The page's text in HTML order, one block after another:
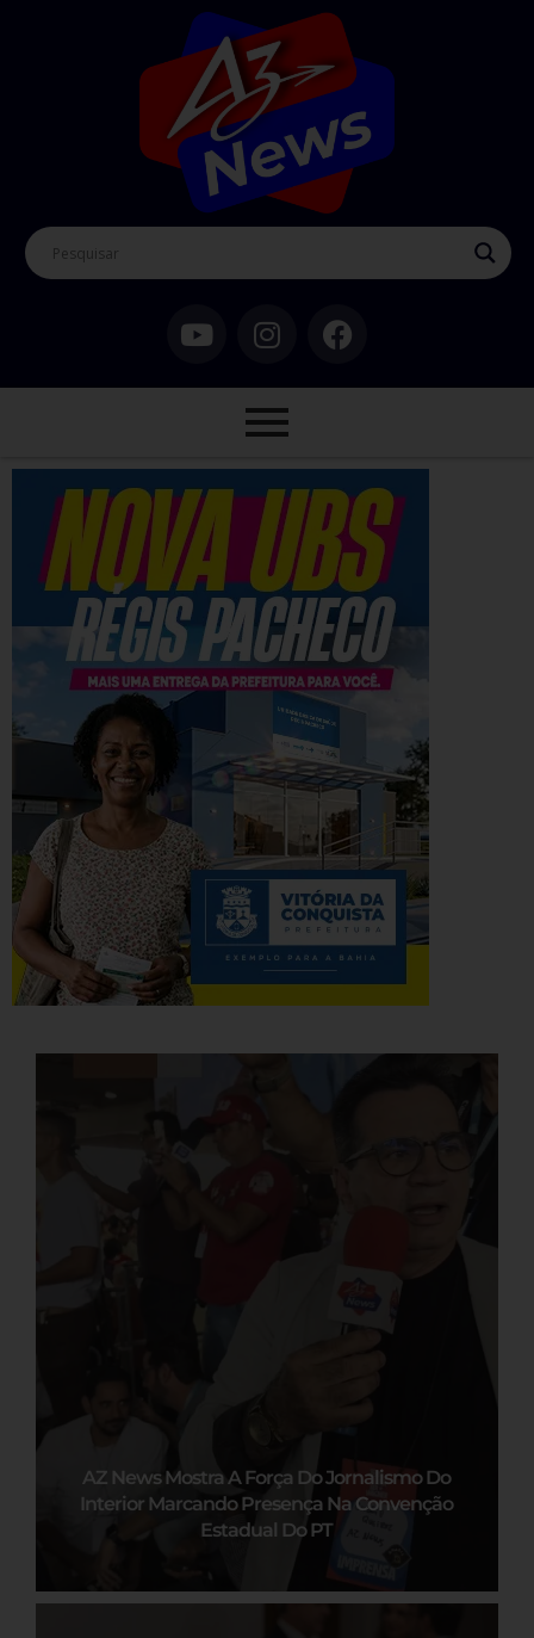
AZ News Mostra A Força Do Jornalismo Do
Interior Marcando Presença Na Convenção
Estadual Do PT